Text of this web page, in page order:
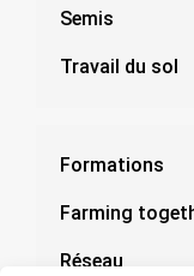
Semis
Travail du sol
Formations
Farming
Réseau